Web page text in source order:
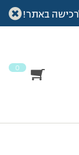
באתר!
0